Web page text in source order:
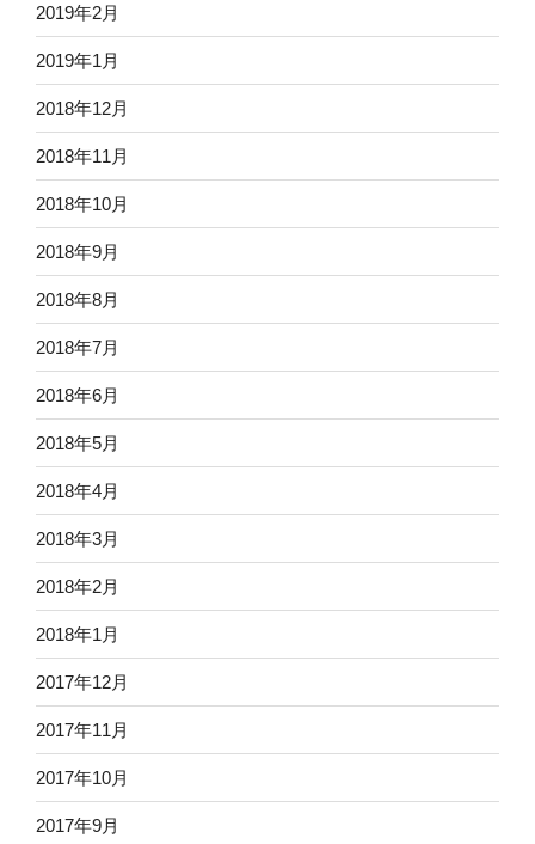
2019年2月
2019年1月
2018年12月
2018年11月
2018年10月
2018年9月
2018年8月
2018年7月
2018年6月
2018年5月
2018年4月
2018年3月
2018年2月
2018年1月
2017年12月
2017年11月
2017年10月
2017年9月